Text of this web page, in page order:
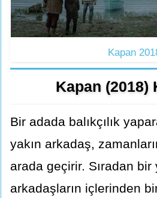
Kapan
Kapan (2018)
Bir adada balıkçılık
yakın arkadaş,
arada geçirir. Sıradan
arkadaşların içlerinden